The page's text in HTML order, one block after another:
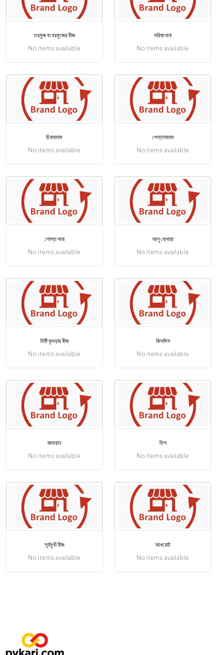
তরমুজ বা খরমুজের বীজ
No items available
সরিষা দানা
No items available
চিনাবাদাম
No items available
পেস্তাবাদাম
No items available
পোস্ত দানা
No items available
আলু বোখারা
No items available
মিষ্টি কুমড়ার বীজ
No items available
কিসমিস
No items available
জাফরান
No items available
তিল
No items available
সূর্যমুখী বীজ
No items available
আখরোট
No items available